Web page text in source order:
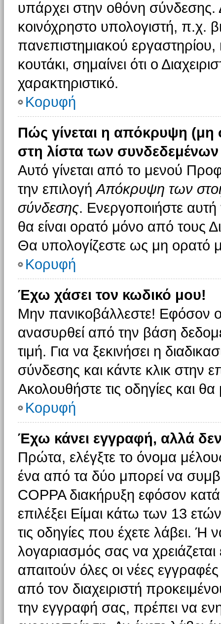
υπάρχει στην οθόνη σύνδεσης.
κοινόχρηστο υπολογιστή, π.χ.
πανεπιστημιακού
κουτάκι, σημαίνει ότι ο
χαρακτηριστικό.
Κορυφή
Πώς γίνεται η απόκρυψη
στη λίστα των
Αυτό γίνεται από το μενού
την επιλογήΑπόκρυψη των
σύνδεσης. Ενεργοποιήστε
θα είναι ορατό μόνο από τους
Θα υπολογίζεστε ως μη ορατό
Κορυφή
Έχω χάσει τον κωδικό μου!
Μην πανικοβάλλεστε! Εφόσον
ανασυρθεί από την βάση
τιμή. Για να ξεκινήσει η
σύνδεσης και κάντε κλικ στην
Ακολουθήστε τις οδηγίες και
Κορυφή
Έχω κάνει εγγραφή, αλλά
Πρώτα, ελέγξτε το όνομα
ένα από τα δύο μπορεί να
COPPA διακήρυξη εφόσον κατά
επιλέξει Είμαι κάτω των 13
τις οδηγίες που έχετε λάβει. Ή
λογαριασμός σας να
απαιτούν όλες οι νέες
από τον διαχειριστή
την εγγραφή σας, πρέπει να